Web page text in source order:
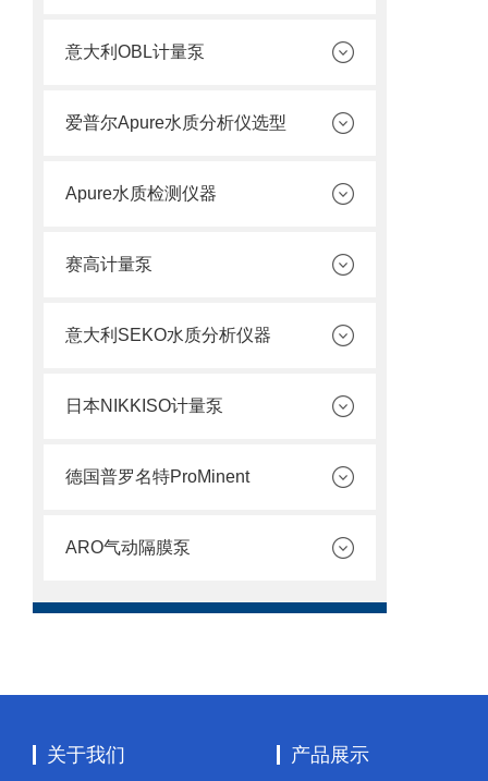
意大利OBL计量泵
爱普尔Apure水质分析仪选型
Apure水质检测仪器
赛高计量泵
意大利SEKO水质分析仪器
日本NIKKISO计量泵
德国普罗名特ProMinent
ARO气动隔膜泵
关于我们 产品展示